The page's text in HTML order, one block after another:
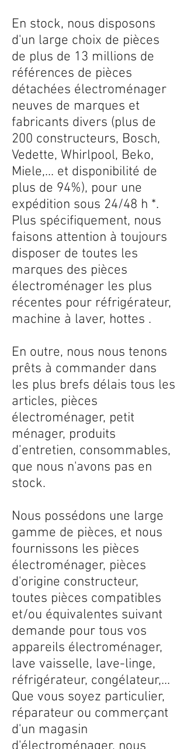
En stock, nous disposons
d'un large choix de pièces
de plus de 13 millions de
références de pièces
détachées électroménager
neuves de marques et
fabricants divers (plus de
200 constructeurs, Bosch,
Vedette, Whirlpool, Beko,
Miele,... et disponibilité de
plus de 94%), pour une
expédition sous 24/48 h *.
Plus spécifiquement, nous
faisons attention à toujours
disposer de toutes les
marques des pièces
électroménager les plus
récentes pour réfrigérateur,
machine à laver, hottes .
En outre, nous nous tenons
prêts à commander dans
les plus brefs délais tous les
articles, pièces
électroménager, petit
ménager, produits
d’entretien, consommables,
que nous n'avons pas en
stock.
Nous possédons une large
gamme de pièces, et nous
fournissons les pièces
électroménager, pièces
d'origine constructeur,
toutes pièces compatibles
et/ou équivalentes suivant
demande pour tous vos
appareils électroménager,
lave vaisselle, lave-linge,
réfrigérateur, congélateur,...
Que vous soyez particulier,
réparateur ou commerçant
d'un magasin